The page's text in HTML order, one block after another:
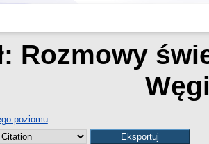
Rozmowy
poziomu